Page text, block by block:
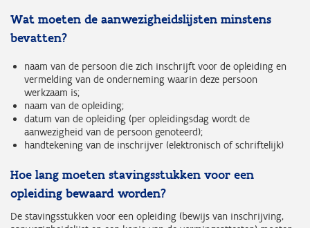
Wat moeten de aanwezigheidslijsten minstens
bevatten?
naam van de persoon die zich inschrijft voor de opleiding en
vermelding van de onderneming waarin deze persoon
werkzaam is;
naam van de opleiding;
datum van de opleiding (per opleidingsdag wordt de
aanwezigheid van de persoon genoteerd);
handtekening van de inschrijver (elektronisch of schriftelijk)
Hoe lang moeten stavingsstukken voor een
opleiding bewaard worden?
De stavingsstukken voor een opleiding (bewijs van inschrijving,